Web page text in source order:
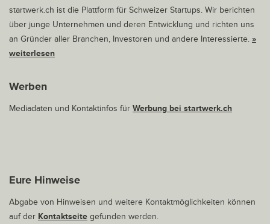
startwerk.ch ist die Plattform für Schweizer Startups. Wir berichten
über junge Unternehmen und deren Entwicklung und richten uns
an Gründer aller Branchen, Investoren und andere Interessierte. »
weiterlesen
Werben
Mediadaten und Kontaktinfos für Werbung bei startwerk.ch
Eure Hinweise
Abgabe von Hinweisen und weitere Kontaktmöglichkeiten können
auf der Kontaktseite gefunden werden.